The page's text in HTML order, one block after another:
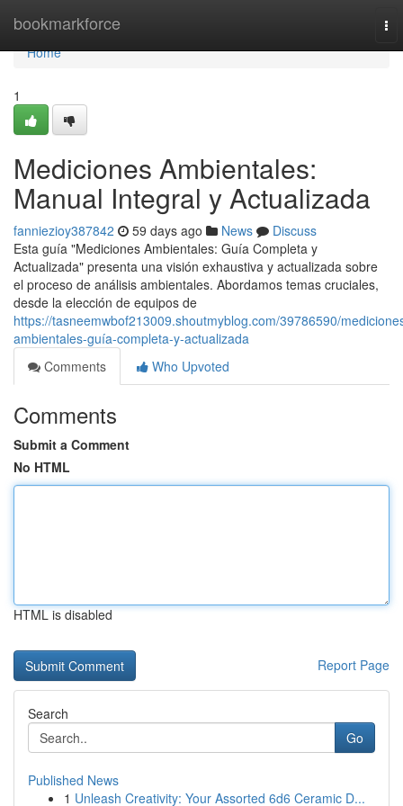
bookmarkforce
Home
Home
1
Mediciones Ambientales:
Manual Integral y Actualizada
fanniezioy387842 59 days ago News
Discuss
Esta guía "Mediciones Ambientales: Guía Completa y
Actualizada" presenta una visión exhaustiva y actualizada sobre
el proceso de análisis ambientales. Abordamos temas cruciales,
desde la elección de equipos de
https://tasneemwbof213009.shoutmyblog.com/39786590/
ambientales-guía-completa-y-actualizada
Comments
Who Upvoted
Comments
Submit a Comment
No HTML
HTML is disabled
Report Page
Search
Go
Published News
1 Unleash Creativity: Your Assorted 6d6 Ceramic D...